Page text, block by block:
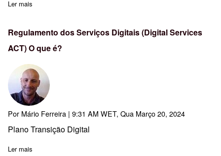
Ler mais
Regulamento dos Serviços Digitais (Digital Services
ACT) O que é?
Por Mário Ferreira | 9:31 AM WET, Qua Março 20, 2024
Plano Transição Digital
Ler mais